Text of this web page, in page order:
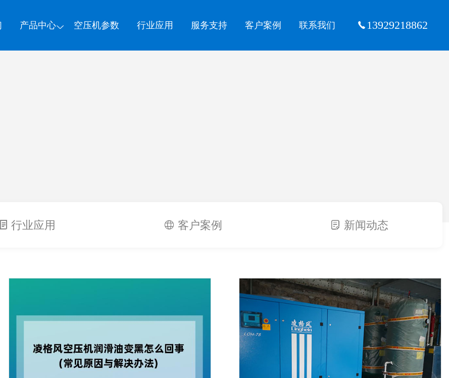
产品中心 空压机参数 行业应用 服务支持 客户案例 联系我们 13929218862
行业应用 客户案例 新闻动态